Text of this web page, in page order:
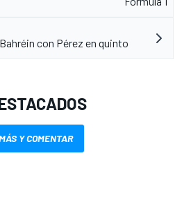
con Pérez en quinto
Y COMENTAR